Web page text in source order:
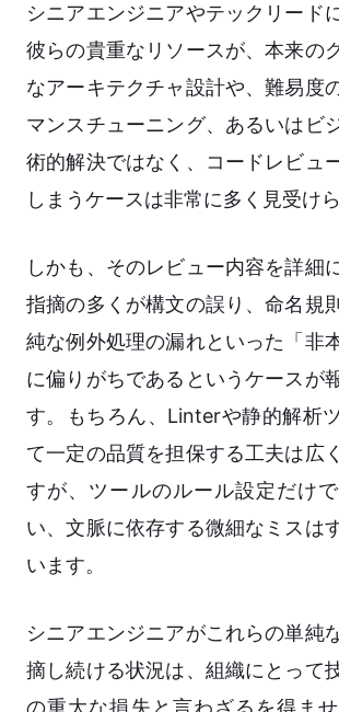
シニアエンジニアやテックリード
彼らの貴重なリソースが、本来の
なアーキテクチャ設計や、難易度
マンスチューニング、あるいはビ
術的解決ではなく、コードレビュ
しまうケースは非常に多く見受けら
しかも、そのレビュー内容を詳細
指摘の多くが構文の誤り、命名規
純な例外処理の漏れといった「非
に偏りがちであるというケースが
す。もちろん、Linterや静的解析
て一定の品質を担保する工夫は広
すが、ツールのルール設定だけ
い、文脈に依存する微細なミスは
います。
シニアエンジニアがこれらの単純
摘し続ける状況は、組織にとって
の重大な損失と言わざるを得ま